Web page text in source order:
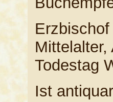
Todestag
Ist